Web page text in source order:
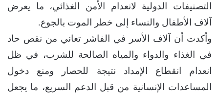
التصنيفات الدولية لانعدام الأمن الغذائي، ما يعرض
آلاف الأطفال والنساء إلى خطر الموت بالجوع.
وأكدت أن آلاف الأسر في الفاشر تعاني من نقص حاد
في الغذاء والدواء والمياه الصالحة للشرب، في ظل
انعدام انقطاع الإمداد نتيجة للحصار ومنع دخول
المساعدات الإنسانية من قبل الدعم السريع، ما يجعل